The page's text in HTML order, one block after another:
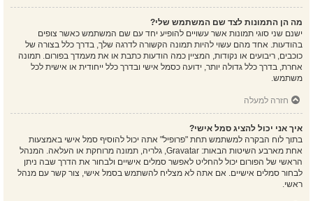
מה הן התמונות לצד שם המשתמש שלי?
ישנם שני סוגי תמונות אשר עשויים להופיע יחד עם שם המשתמש כאשר צופים
בהודעות. אחד מהם עשוי להיות תמונה הקשורה לדרגה שלך, בדרך כלל בצורה של
כוכבים, ריבועים או נקודות, המציין כמה הודעות כתבת או את מעמדך בפורום. תמונה
אחרת, בדרך כלל גדולה יותר, ידועה כסמל אישי ובדרך כלל ייחודית או אישית לכל
משתמש.
חזרה למעלה
איך אני יכול להציג סמל אישי?
בתוך לוח הבקרה למשתמש תחת "פרופיל" אתה יכול להוסיף סמל אישי באמצעות
אחת מארבע השיטות הבאות: Gravatar, גלריה, תמונה מרוחקת או העלאה. המנהל
הראשי של הפורום יכול להחליט לאפשר סמלים אישיים ולבחור את הדרך שבה ניתן
לבחור סמלים אישיים. אם אתה לא מצליח להשתמש בסמל אישי, צור קשר עם מנהל
ראשי.